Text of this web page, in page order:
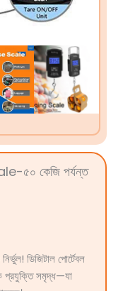
কেজি পর্যন্ত
ডিজিটাল পোর্টেবল
প্রযুক্তি সমৃদ্ধ—যা